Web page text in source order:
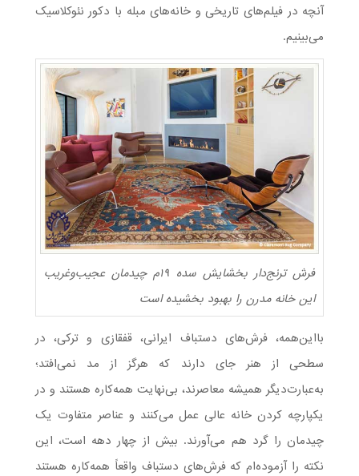
آنچه در فیلم‌های تاریخی و خانه‌های مبله با دکور نئوکلاسیک
می‌بینیم.
فرش ترنج‌دار بخشایش سده ۱۹م چیدمان عجیب‌وغریب
این خانه مدرن را بهبود بخشیده است
بااین‌همه، فرش‌های دستباف ایرانی، قفقازی و ترکی، در
سطحی از هنر جای دارند که هرگز از مد نمی‌افتد؛
به‌عبارت‌دیگر همیشه معاصرند، بی‌نهایت همه‌کاره هستند و در
یکپارچه کردن خانه عالی عمل می‌کنند و عناصر متفاوت یک
چیدمان را گرد هم می‌آورند. بیش از چهار دهه است، این
نکته را آزموده‌ام که فرش‌های دستباف واقعاً همه‌کاره هستند